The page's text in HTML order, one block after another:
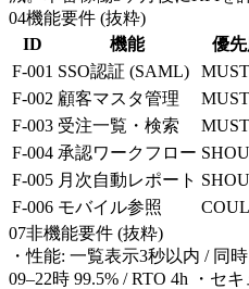
04機能要件 (抜粋)
ID
機能
優
F-001 SSO認証 (SAML)
MUST
F-002 顧客マスタ管理
MUST
F-003 受注一覧・検索
MUST
F-004 承認ワークフロー
F-005 月次自動レポート
F-006 モバイル参照
07非機能要件 (抜粋)
・性能: 一覧表示3秒以内 / 同
09–22時 99.5% / RTO 4h
・セ